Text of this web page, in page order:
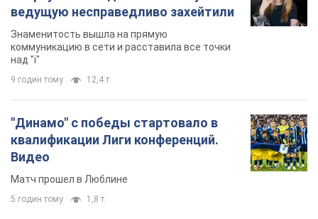
ведущую несправедливо захейтили
Знаменитость вышла на прямую
коммуникацию в сети и расставила все точки
над "i"
9 годин тому 12,4 т.
"Динамо" с победы стартовало в
квалификации Лиги конференций.
Видео
Матч прошел в Люблине
5 годин тому 1,8 т.